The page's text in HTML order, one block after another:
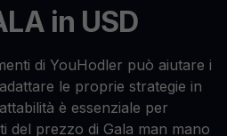
in USD
di YouHodler può aiutare i
le proprie strategie in
è essenziale per
del prezzo di Gala man mano